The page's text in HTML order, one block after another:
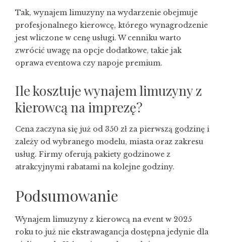
Tak, wynajem limuzyny na wydarzenie obejmuje
profesjonalnego kierowcę, którego wynagrodzenie
jest wliczone w cenę usługi. W cenniku warto
zwrócić uwagę na opcje dodatkowe, takie jak
oprawa eventowa czy napoje premium.
Ile kosztuje wynajem limuzyny z
kierowcą na imprezę?
Cena zaczyna się już od 350 zł za pierwszą godzinę i
zależy od wybranego modelu, miasta oraz zakresu
usług. Firmy oferują pakiety godzinowe z
atrakcyjnymi rabatami na kolejne godziny.
Podsumowanie
Wynajem limuzyny z kierowcą na event w 2025
roku to już nie ekstrawagancja dostępna jedynie dla